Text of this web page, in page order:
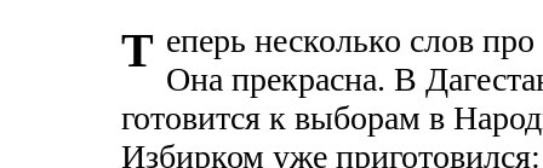
Т еперь несколько слов
Она прекрасна. В
готовится к выборам в
Избирком уже